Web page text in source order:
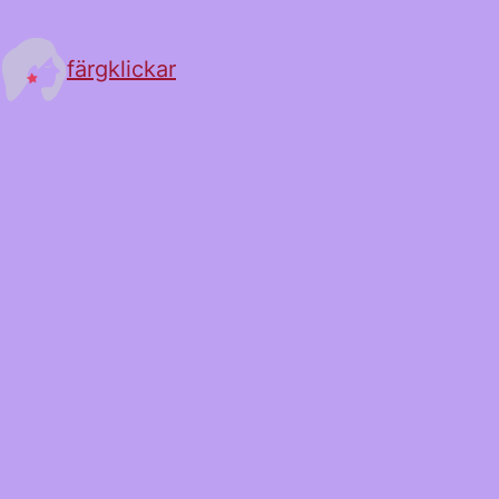
färgklickar